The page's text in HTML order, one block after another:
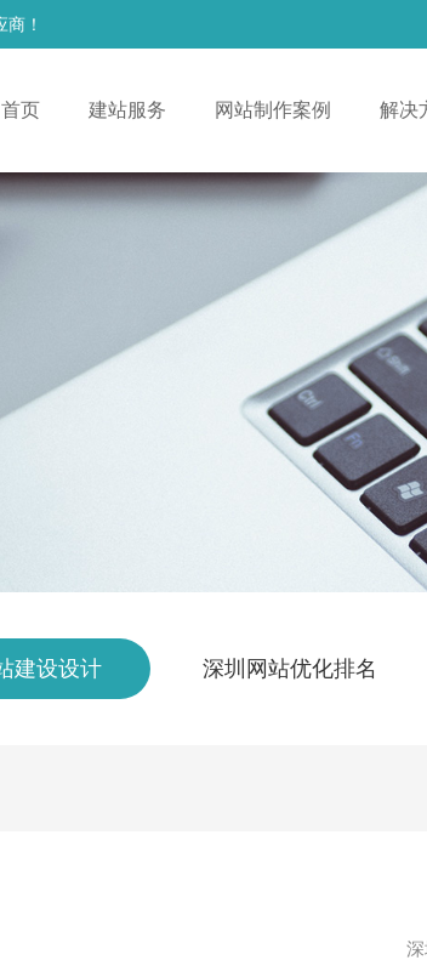
！
首页 建站服务 网站制作案例 解决
建设设计 深圳网站优化排名